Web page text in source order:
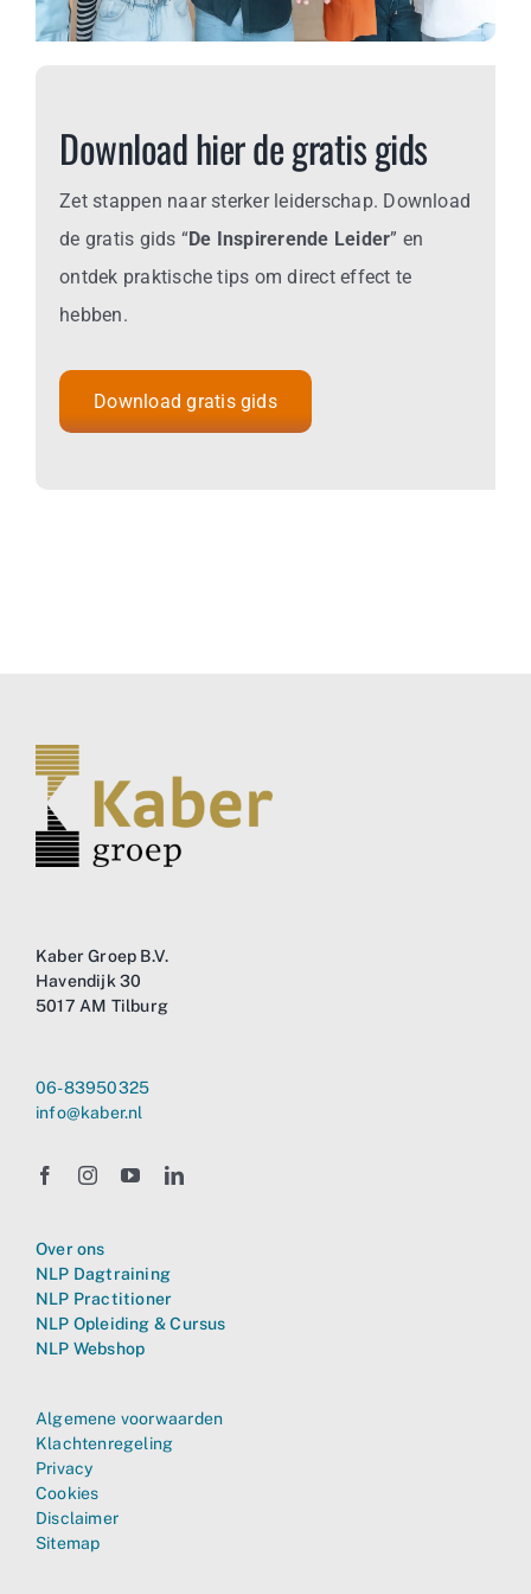
Contact
Download hier de gratis gids
Zet stappen naar sterker leiderschap. Download
de gratis gids “De Inspirerende Leider” en
ontdek praktische tips om direct effect te
hebben.
Download gratis gids
Kaber Groep B.V.
Havendijk 30
5017 AM Tilburg
06-83950325
info@kaber.nl
Over ons
NLP Dagtraining
NLP Practitioner
NLP Opleiding & Cursus
NLP Webshop
Algemene voorwaarden
Klachtenregeling
Privacy
Cookies
Disclaimer
Sitemap